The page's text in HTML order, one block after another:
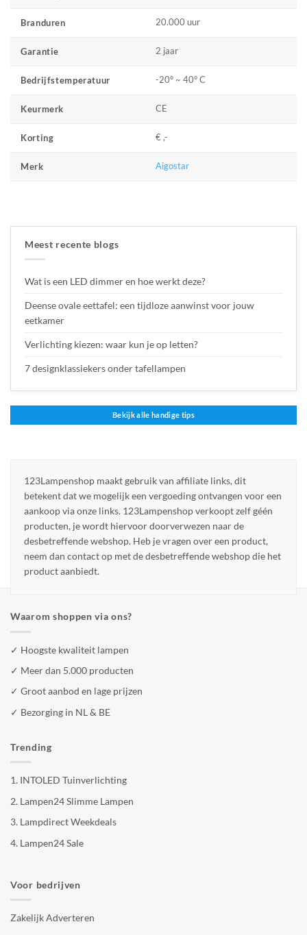
Branduren 20.000 uur
Garantie 2 jaar
Bedrijfstemperatuur -20° ~ 40° C
Keurmerk CE
Korting € ,-
Merk Aigostar
Meest recente blogs
Wat is een LED dimmer en hoe werkt deze?
Deense ovale eettafel: een tijdloze aanwinst voor jouw
eetkamer
Verlichting kiezen: waar kun je op letten?
7 designklassiekers onder tafellampen
Bekijk alle handige tips
123Lampenshop maakt gebruik van affiliate links, dit
betekent dat we mogelijk een vergoeding ontvangen voor een
aankoop via onze links. 123Lampenshop verkoopt zelf géén
producten, je wordt hiervoor doorverwezen naar de
desbetreffende webshop. Heb je vragen over een product,
neem dan contact op met de desbetreffende webshop die het
product aanbiedt.
Waarom shoppen via ons?
✓ Hoogste kwaliteit lampen
✓ Meer dan 5.000 producten
✓ Groot aanbod en lage prijzen
✓ Bezorging in NL & BE
Trending
1. INTOLED Tuinverlichting
2. Lampen24 Slimme Lampen
3. Lampdirect Weekdeals
4. Lampen24 Sale
Voor bedrijven
Zakelijk Adverteren